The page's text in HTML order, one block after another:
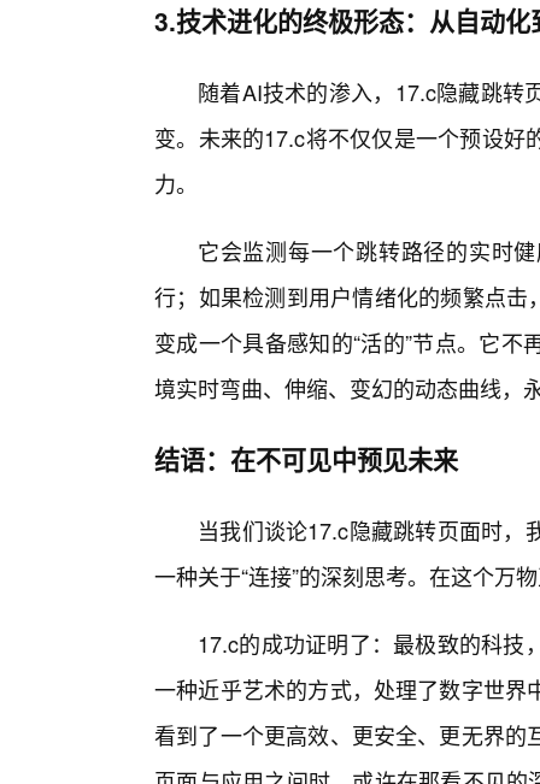
3.技术进化的终极形态：从自动化
随着AI技术的渗入，17.c隐藏跳转
变。未来的17.c将不仅仅是一个预设
力。
它会监测每一个跳转路径的实时
行；如果检测到用户情绪化的频繁点
变成一个具备感知的“活的”节点。它
境实时弯曲、伸缩、变幻的动态曲线，
结语：在不可见中预见未来
当我们谈论17.c隐藏跳转页面时，
一种关于“连接”的深刻思考。在这个万
17.c的成功证明了：最极致的科技
一种近乎艺术的方式，处理了数字世
看到了一个更高效、更安全、更无界